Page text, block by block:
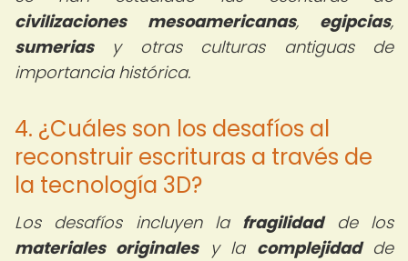
civilizaciones mesoamericanas, egipcias,
sumeriasy otras culturas antiguas de
importancia histórica.
4. ¿Cuáles son los desafíos al
reconstruir escrituras a través de
la tecnología 3D?
Los desafíos incluyen la fragilidadde los
materiales originalesy la complejidadde